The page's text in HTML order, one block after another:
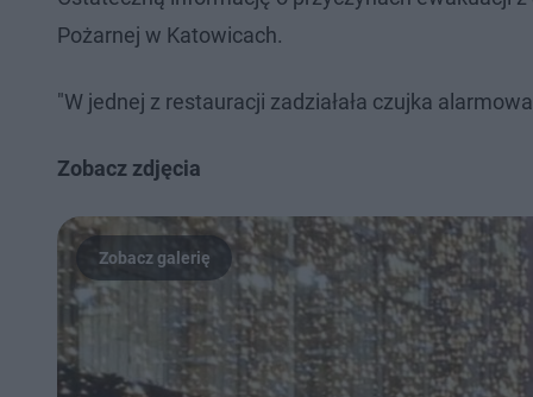
Pożarnej w Katowicach.
"W jednej z restauracji zadziałała czujka
Zobacz zdjęcia